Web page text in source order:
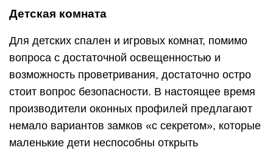
Детская комната
Для детских спален и игровых комнат, помимо
вопроса с достаточной освещенностью и
возможность проветривания, достаточно остро
стоит вопрос безопасности. В настоящее время
производители оконных профилей предлагают
немало вариантов замков «с секретом», которые
маленькие дети неспособны открыть